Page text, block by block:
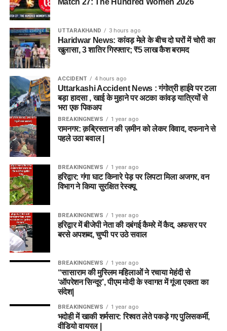
UTTARAKHAND 3 hours ago
Haridwar News: कांवड़ मेले के बीच दो घरों में चोरी का
खुलासा, 3 शातिर गिरफ्तार; ₹5 लाख कैश बरामद
ACCIDENT 4 hours ago
Uttarkashi Accident News : गंगोत्री हाईवे पर टला
बड़ा हादसा , खाई के मुहाने पर अटका कांवड़ यात्रियों से
भरा एक पिकअप
BREAKINGNEWS 1 year ago
रामनगर: क़ब्रिस्तान की ज़मीन को लेकर विवाद, दफनाने से
पहले उठा बवाल |
BREAKINGNEWS 1 year ago
हरिद्वार: गंगा घाट किनारे पेड़ पर लिपटा मिला अजगर, वन
विभाग ने किया सुरक्षित रेस्क्यू
BREAKINGNEWS 1 year ago
हरिद्वार में बीजेपी नेता की दबंगई कैमरे में कैद, अफसर पर
बरसे अपशब्द, चुप्पी पर उठे सवाल
BREAKINGNEWS 1 year ago
“सासाराम की मुस्लिम महिलाओं ने रचाया मेहंदी से
‘ऑपरेशन सिन्दूर’, पीएम मोदी के स्वागत में गूंजा एकता का
संदेश|
BREAKINGNEWS 1 year ago
भदोही में खाकी शर्मसार: रिश्वत लेते पकड़े गए पुलिसकर्मी,
वीडियो वायरल |